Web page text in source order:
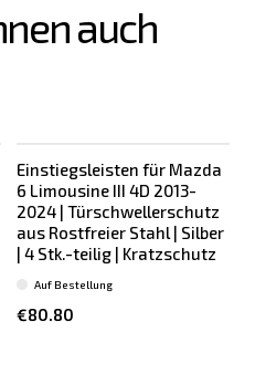
auch
Einstiegsleisten für Mazda
6 Limousine III 4D 2013-
2024 | Türschwellerschutz
aus Rostfreier Stahl | Silber
| 4 Stk.-teilig | Kratzschutz
€80.80
Auf Bestellung